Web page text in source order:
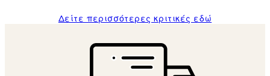
Δείτε περισσότερες κριτικές εδώ